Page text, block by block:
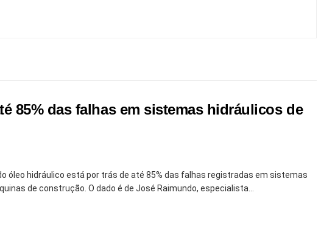
85% das falhas em sistemas hidráulicos de
óleo hidráulico está por trás de até 85% das falhas registradas em sistemas
de construção. O dado é de José Raimundo, especialista...